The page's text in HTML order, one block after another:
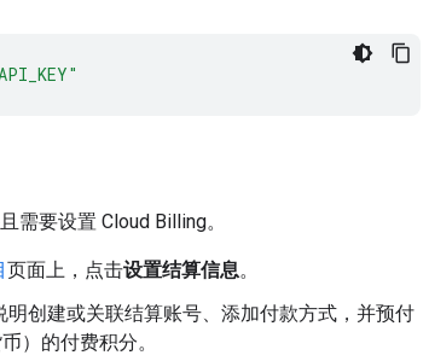
需要设置 Cloud Billing。
页面上，点击设置结算信息。
明创建或关联结算账号、添加付款方式，并预付
）的付费积分。